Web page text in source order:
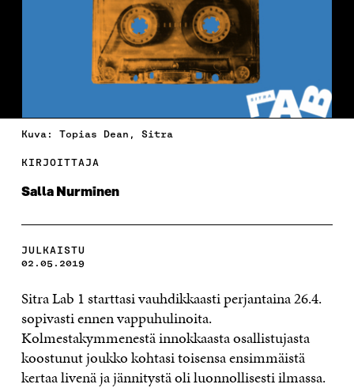
Kuva: Topias Dean, Sitra
KIRJOITTAJA
Salla Nurminen
JULKAISTU
02.05.2019
Sitra Lab 1 starttasi vauhdikkaasti perjantaina 26.4.
sopivasti ennen vappuhulinoita.
Kolmestakymmenestä innokkaasta osallistujasta
koostunut joukko kohtasi toisensa ensimmäistä
kertaa livenä ja jännitystä oli luonnollisesti ilmassa.